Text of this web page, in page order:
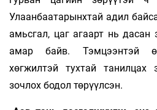
Улаанбаатарынхтай адил
амьсгал, цаг агаарт нь дасан
амар байв. Тэмцээнтэй
хөгжилтэй тухтай танилцах
зочлох бодол төрүүлсэн.